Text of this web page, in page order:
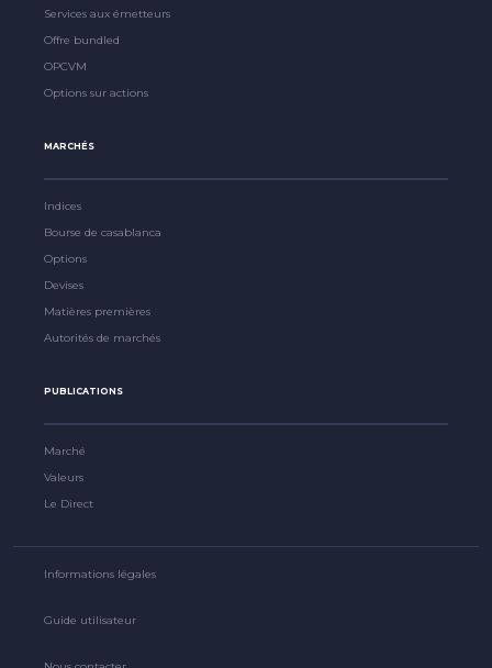
Services aux émetteurs
Offre bundled
OPCVM
Options sur actions
MARCHÉS
Indices
Bourse de casablanca
Options
Devises
Matières premières
Autorités de marchés
PUBLICATIONS
Marché
Valeurs
Le Direct
Informations légales
Guide utilisateur